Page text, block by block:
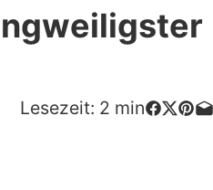
Lesezeit: 2 min